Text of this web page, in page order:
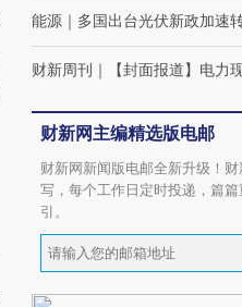
能源 多国出台光伏新政加速
财新周刊 【封面报道】电力
财新网主编精选版电邮
财新网新闻版电邮全新升级！
写，每个工作日定时投递，篇
引。